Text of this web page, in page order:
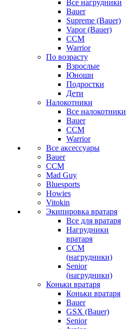
Все нагрудники
Bauer
Supreme (Bauer)
Vapor (Bauer)
CCM
Warrior
По возрасту
Взрослые
Юноши
Подростки
Дети
Налокотники
Все налокотники
Bauer
CCM
Warrior
Все аксессуары
Bauer
CCM
Mad Guy
Bluesports
Howies
Vitokin
Экипировка вратаря
Все для вратаря
Нагрудники
вратаря
CCM
(нагрудники)
Senior
(нагрудники)
Коньки вратаря
Коньки вратаря
Bauer
GSX (Bauer)
Senior